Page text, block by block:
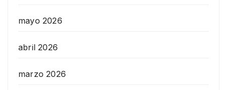
mayo 2026
abril 2026
marzo 2026